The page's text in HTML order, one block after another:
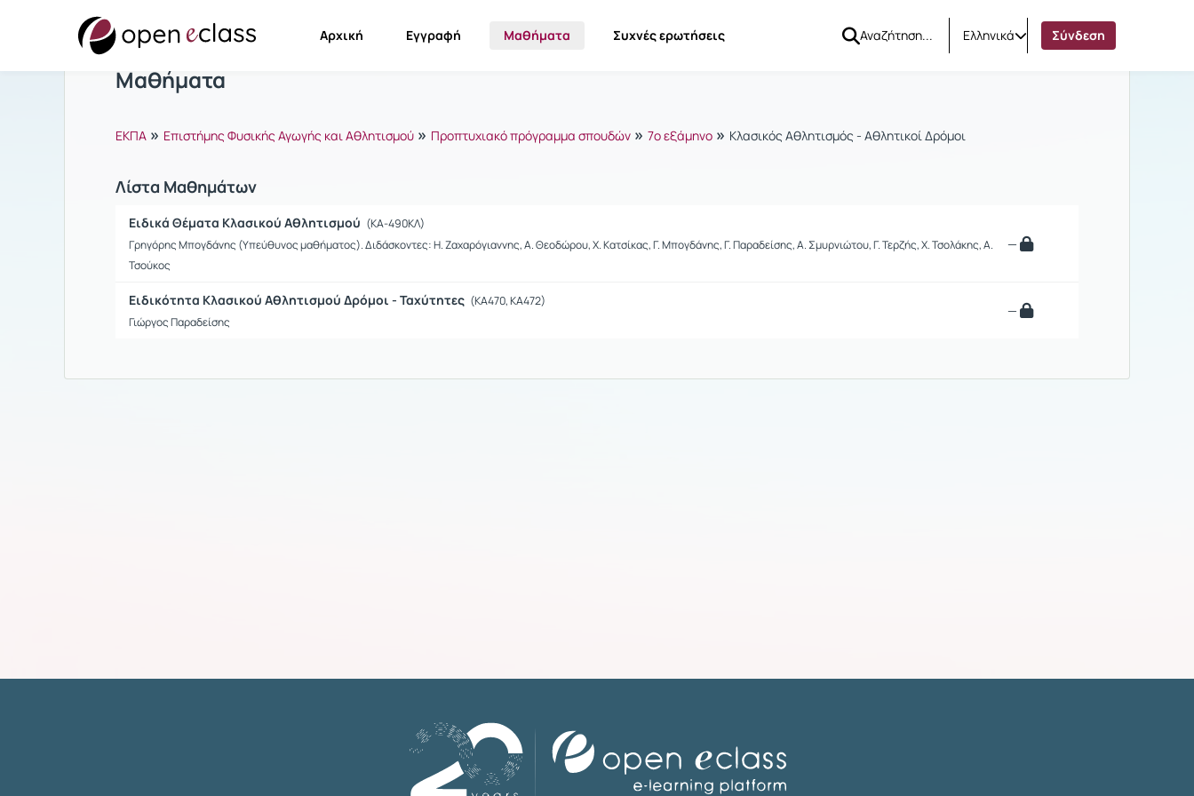
Αρχική Εγγραφή Μαθήματα Συχνές ερωτήσεις Ελληνικά Σύνδεση
Μαθήματα
ΕΚΠΑ » Επιστήμης Φυσικής Αγωγής και Αθλητισμού » Προπτυχιακό πρόγραμμα σπουδών » 7ο εξάμηνο » Κλασικός Αθλητισμός - Αθλητικοί Δρόμοι
Λίστα Μαθημάτων
Ειδικά Θέματα Κλασικού Αθλητισμού (ΚΑ-490ΚΛ)
Γρηγόρης Μπογδάνης (Υπεύθυνος μαθήματος). Διδάσκοντες: Η. Ζαχαρόγιαννης, Α. Θεοδώρου, Χ. Κατσίκας, Γ. Μπογδάνης, Γ. Παραδείσης, Α. Σμυρνιώτου, Γ. Τερζής, Χ. Τσολάκης, Α.
Τσούκος
—
Ειδικότητα Κλασικού Αθλητισμού Δρόμοι - Ταχύτητες (ΚΑ470, ΚΑ472)
Γιώργος Παραδείσης
—